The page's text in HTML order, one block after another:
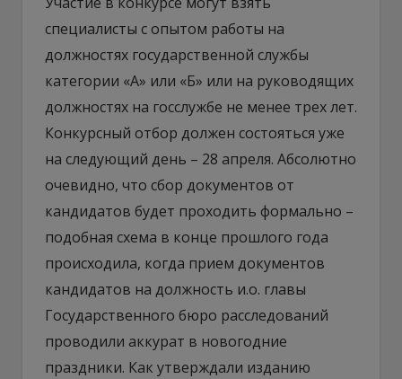
специалисты с опытом работы на
должностях государственной службы
категории «А» или «Б» или на руководящих
должностях на госслужбе не менее трех лет.
Конкурсный отбор должен состояться уже
на следующий день – 28 апреля. Абсолютно
очевидно, что сбор документов от
кандидатов будет проходить формально –
подобная схема в конце прошлого года
происходила, когда прием документов
кандидатов на должность и.о. главы
Государственного бюро расследований
проводили аккурат в новогодние
праздники. Как утверждали изданию